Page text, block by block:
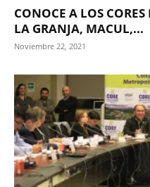
CONOCE A LOS
LA GRANJA, MACUL,...
Noviembre 22, 2021